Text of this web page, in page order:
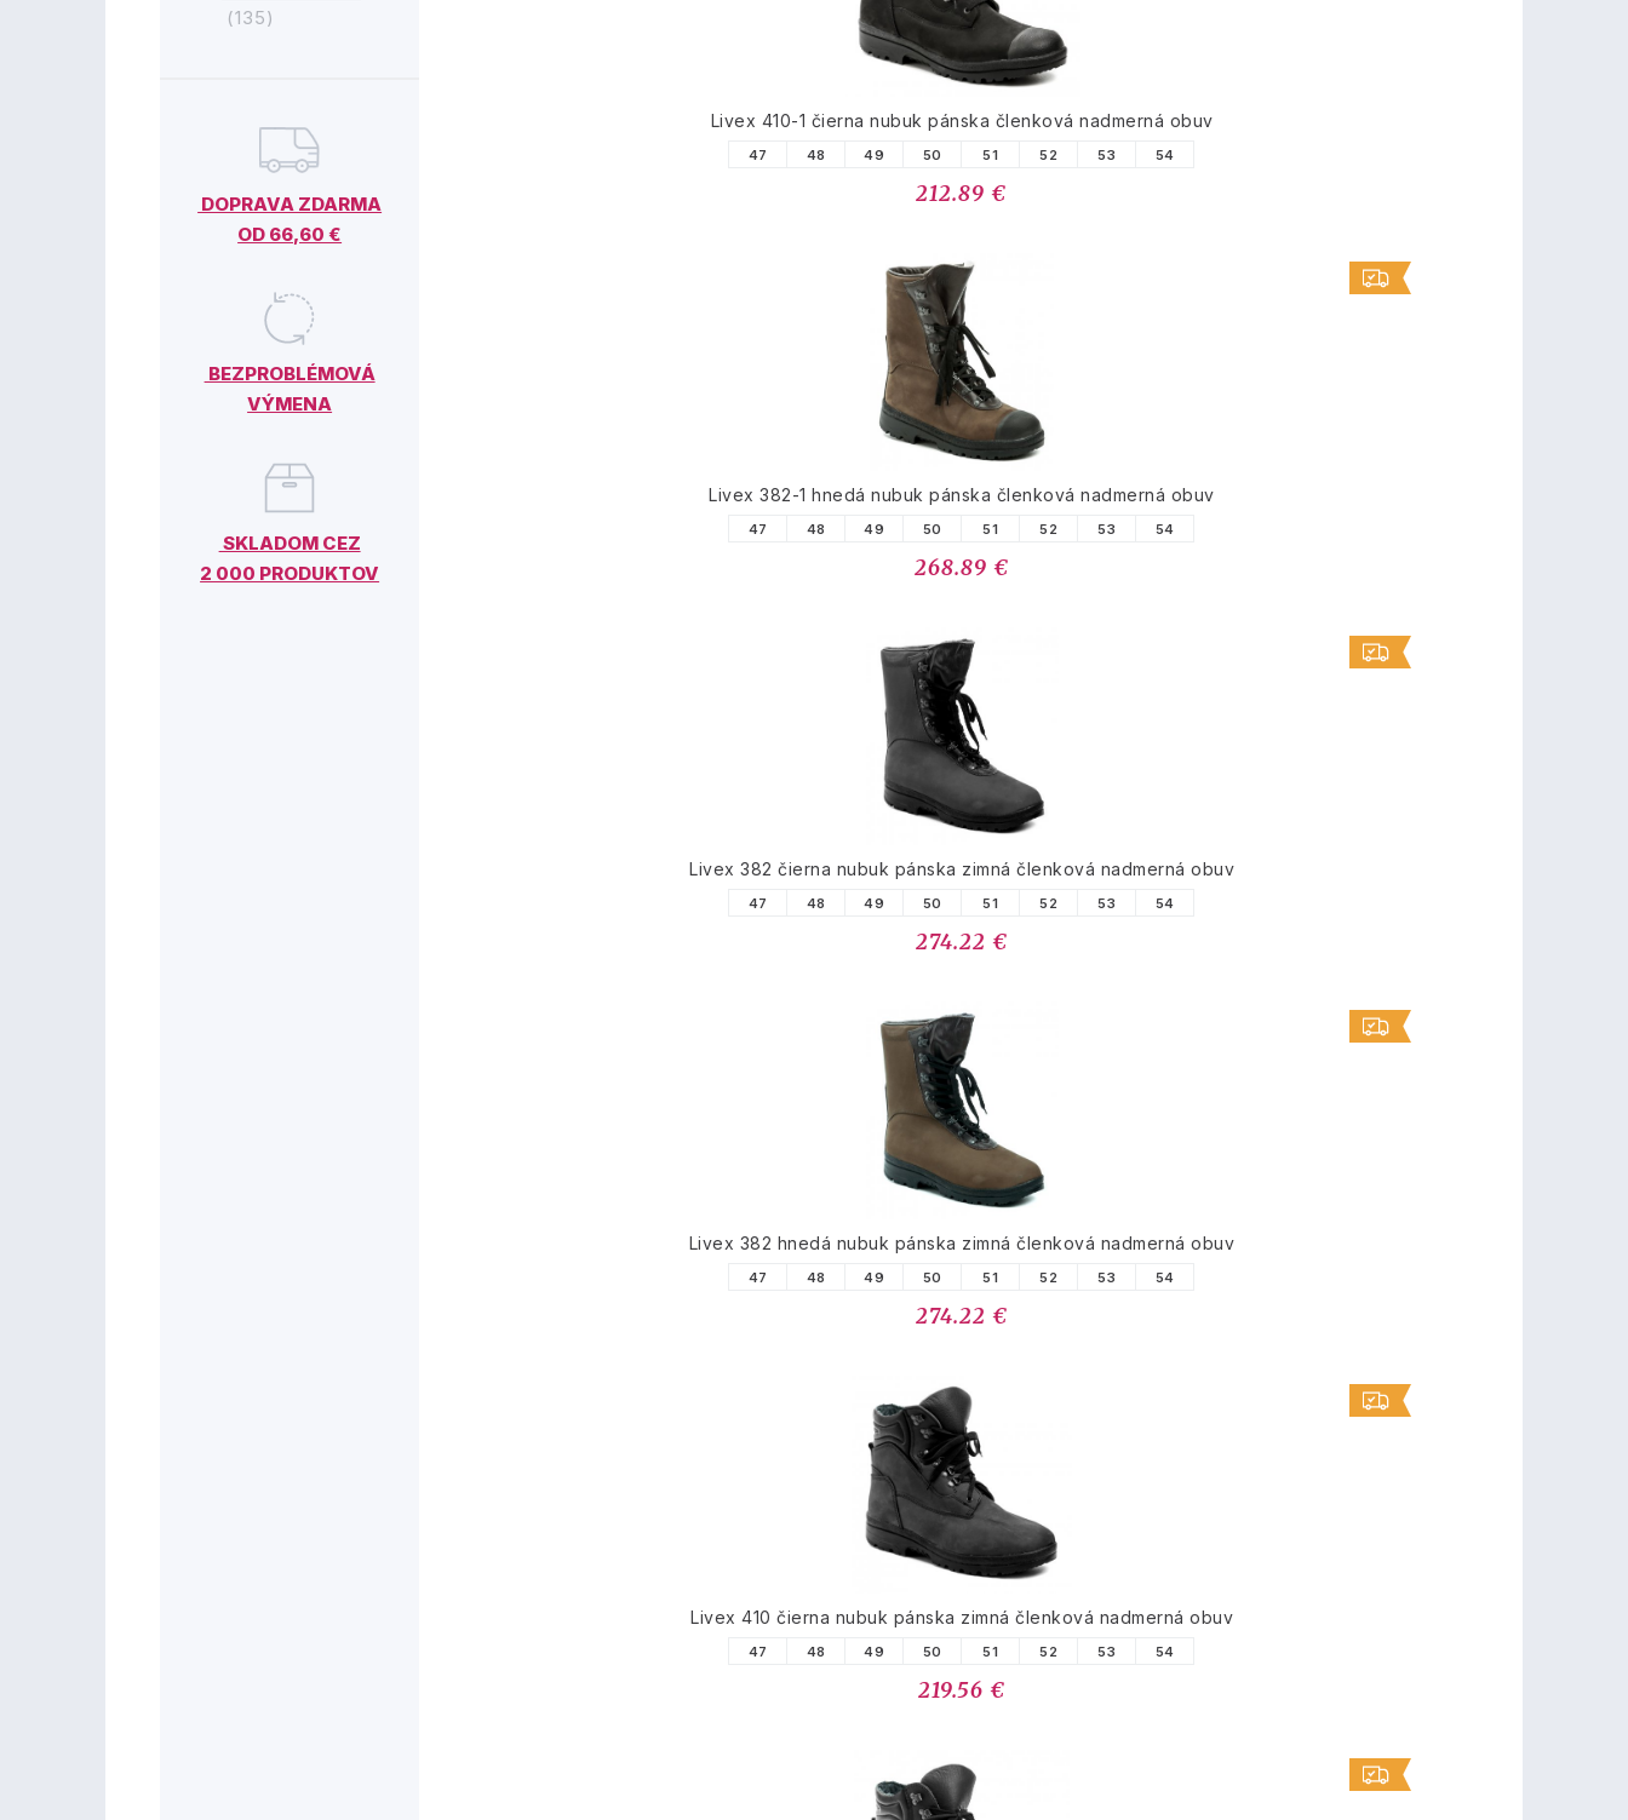
(135)
DOPRAVA ZDARMA
OD 66,60 €
BEZPROBLÉMOVÁ
VÝMENA
SKLADOM CEZ
2 000 PRODUKTOV
Livex 410-1 čierna nubuk pánska členková nadmerná obuv
47 48 49 50 51 52 53 54
212.89 €
Livex 382-1 hnedá nubuk pánska členková nadmerná obuv
47 48 49 50 51 52 53 54
268.89 €
Livex 382 čierna nubuk pánska zimná členková nadmerná obuv
47 48 49 50 51 52 53 54
274.22 €
Livex 382 hnedá nubuk pánska zimná členková nadmerná obuv
47 48 49 50 51 52 53 54
274.22 €
Livex 410 čierna nubuk pánska zimná členková nadmerná obuv
47 48 49 50 51 52 53 54
219.56 €